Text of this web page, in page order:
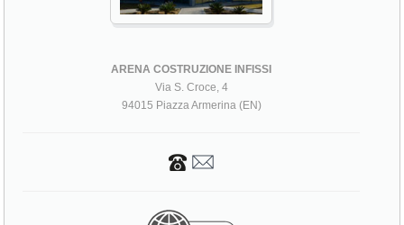
ARENA COSTRUZIONE INFISSI
Via S. Croce, 4
94015 Piazza Armerina (EN)